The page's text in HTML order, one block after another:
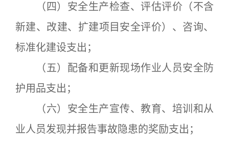
（四）安全生产检查、评估评价（不含
新建、改建、扩建项目安全评价）、咨询、
标准化建设支出；
（五）配备和更新现场作业人员安全防
护用品支出；
（六）安全生产宣传、教育、培训和从
业人员发现并报告事故隐患的奖励支出；